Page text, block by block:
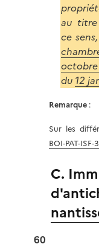
au titre
ce
du 12
Remarque:
Sur les
BOI-PAT-
C.
60